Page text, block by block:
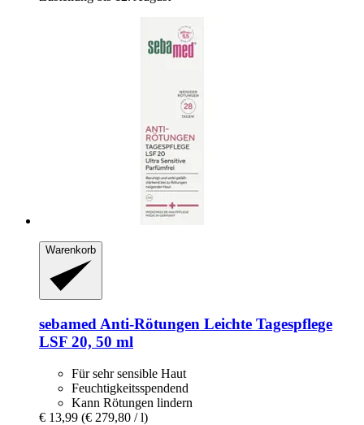
Warenkorb
sebamed Anti-​Rötungen Leichte Tagespflege
LSF 20, 50 ml
Für sehr sensible Haut
Feuchtigkeitsspendend
Kann Rötungen lindern
€ 13,99 (€ 279,80 / l)